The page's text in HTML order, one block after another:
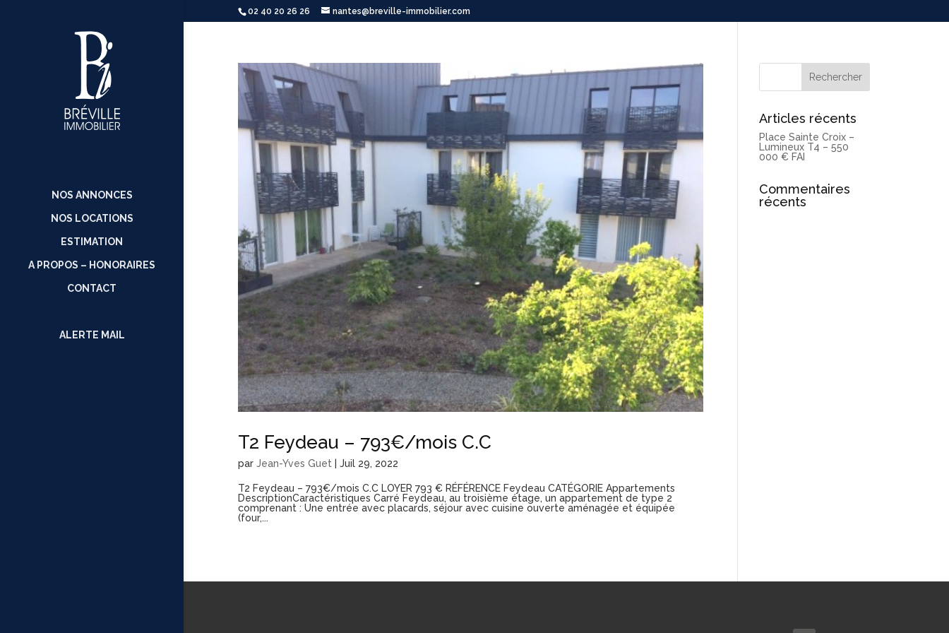
02 40 20 26 26 nantes@breville-immobilier.com
NOS ANNONCES
NOS LOCATIONS
ESTIMATION
A PROPOS – HONORAIRES
CONTACT
ALERTE MAIL
T2 Feydeau – 793€/mois C.C
par Jean-Yves Guet| Juil 29, 2022
T2 Feydeau – 793€/mois C.C LOYER 793 € RÉFÉRENCE Feydeau CATÉGORIE Appartements
DescriptionCaractéristiques Carré Feydeau, au troisième étage, un appartement de type 2
comprenant : Une entrée avec placards, séjour avec cuisine ouverte aménagée et équipée
(four,...
Articles récents
Place Sainte Croix –
Lumineux T4 – 550
000 € FAI
Commentaires
récents